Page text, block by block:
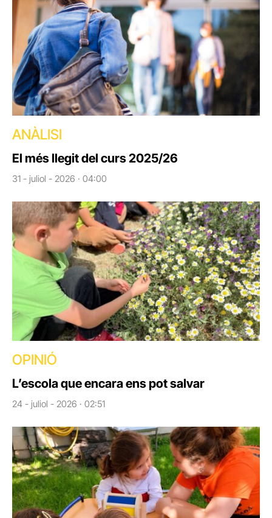
ANÀLISI
El més llegit del curs 2025/26
31 - juliol - 2026 · 04:00
OPINIÓ
L’escola que encara ens pot salvar
24 - juliol - 2026 · 02:51